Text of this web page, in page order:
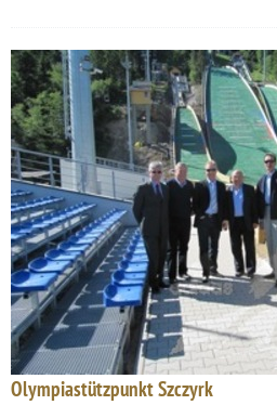
Olympiastützpunkt Szczyrk